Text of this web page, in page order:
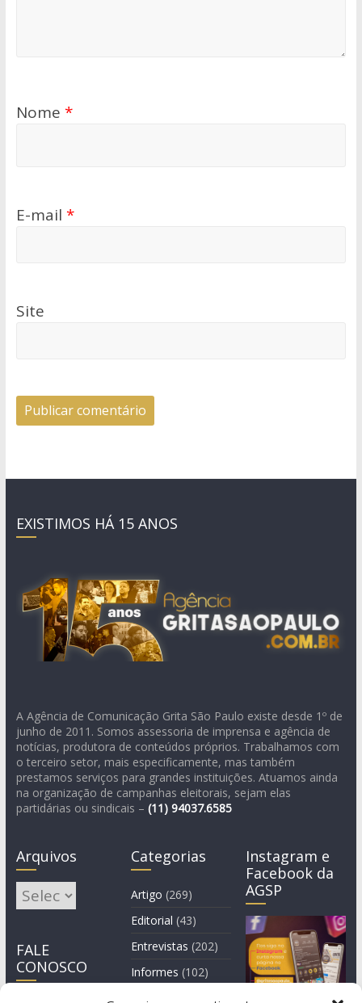
Nome *
E-mail *
Site
EXISTIMOS HÁ 15 ANOS
A Agência de Comunicação Grita São Paulo existe desde 1º de
junho de 2011. Somos assessoria de imprensa e agência de
notícias, produtora de conteúdos próprios. Trabalhamos com
o terceiro setor, mais especificamente, mas também
prestamos serviços para grandes instituições. Atuamos ainda
na organização de campanhas eleitorais, sejam elas
partidárias ou sindicais – (11) 94037.6585
Arquivos
Arquivos
FALE
CONOSCO
Categorias
Artigo (269)
Editorial (43)
Entrevistas (202)
Informes (102)
Manchete
Instagram e
Facebook da
AGSP